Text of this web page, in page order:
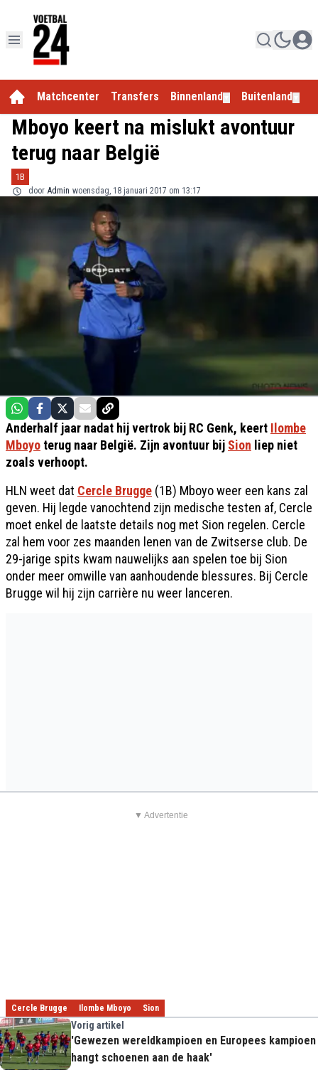
Matchcenter Transfers Binnenland Buitenland
Mboyo keert na mislukt avontuur
terug naar België
1B
door Admin woensdag, 18 januari 2017 om 13:17
Anderhalf jaar nadat hij vertrok bij RC Genk, keert Ilombe
Mboyoterug naar België. Zijn avontuur bij Sion liep niet
zoals verhoopt.
HLN weet dat Cercle Brugge (1B) Mboyo weer een kans zal
geven. Hij legde vanochtend zijn medische testen af, Cercle
moet enkel de laatste details nog met Sion regelen. Cercle
zal hem voor zes maanden lenen van de Zwitserse club. De
29-jarige spits kwam nauwelijks aan spelen toe bij Sion
onder meer omwille van aanhoudende blessures. Bij Cercle
Brugge wil hij zijn carrière nu weer lanceren.
▼ Advertentie
Cercle Brugge Ilombe Mboyo Sion
Vorig artikel
'Gewezen wereldkampioen en Europees kampioen
hangt schoenen aan de haak'